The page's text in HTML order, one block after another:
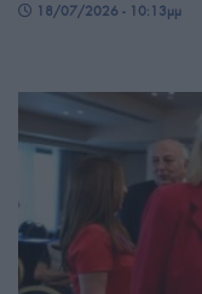
18/07/2026 - 10:13μμ